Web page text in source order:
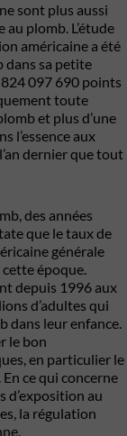
sont plus aussi
au plomb. L’étude
américaine a été
dans sa petite
097 690 points
toute
et plus d’une
l’essence aux
dernier que tout
des années
que le taux de
générale
époque.
depuis 1996 aux
d’adultes qui
dans leur enfance.
le bon
en particulier le
ce qui concerne
d’exposition au
la régulation